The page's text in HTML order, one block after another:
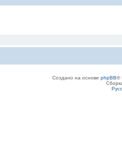
Создано на основе phpBB®